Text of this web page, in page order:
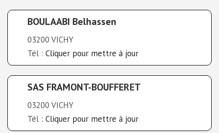
BOULAABI Belhassen
03200 VICHY
Tél : Cliquer pour mettre à jour
SAS FRAMONT-BOUFFERET
03200 VICHY
Tél : Cliquer pour mettre à jour